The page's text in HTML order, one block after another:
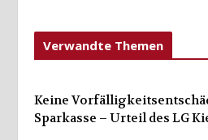
Verwandte Themen
Keine
Sparkasse – Urteil des LG